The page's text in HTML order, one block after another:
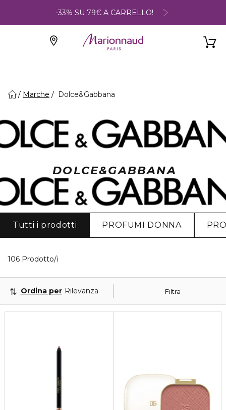
-33% SU 79€ A CARRELLO!
Marche Dolce&Gabbana
DOLCE&GABBANA
Tutti i prodotti PROFUMI DONNA
106 Prodotto/i
Filtra
Ordina per Rilevanza